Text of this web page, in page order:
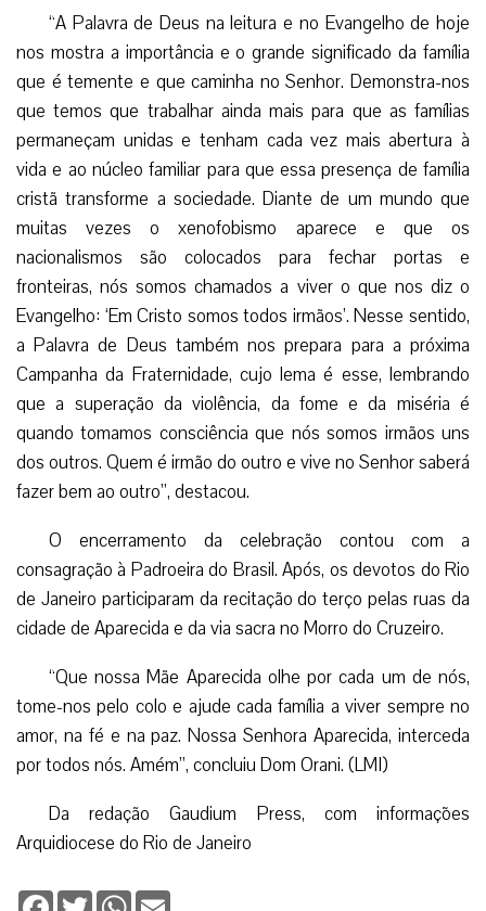
“A Palavra de Deus na leitura e no Evangelho de hoje
nos mostra a importância e o grande significado da família
que é temente e que caminha no Senhor. Demonstra-nos
que temos que trabalhar ainda mais para que as famílias
permaneçam unidas e tenham cada vez mais abertura à
vida e ao núcleo familiar para que essa presença de família
cristã transforme a sociedade. Diante de um mundo que
muitas vezes o xenofobismo aparece e que os
nacionalismos são colocados para fechar portas e
fronteiras, nós somos chamados a viver o que nos diz o
Evangelho: ‘Em Cristo somos todos irmãos’. Nesse sentido,
a Palavra de Deus também nos prepara para a próxima
Campanha da Fraternidade, cujo lema é esse, lembrando
que a superação da violência, da fome e da miséria é
quando tomamos consciência que nós somos irmãos uns
dos outros. Quem é irmão do outro e vive no Senhor saberá
fazer bem ao outro”, destacou.
O encerramento da celebração contou com a
consagração à Padroeira do Brasil. Após, os devotos do Rio
de Janeiro participaram da recitação do terço pelas ruas da
cidade de Aparecida e da via sacra no Morro do Cruzeiro.
“Que nossa Mãe Aparecida olhe por cada um de nós,
tome-nos pelo colo e ajude cada família a viver sempre no
amor, na fé e na paz. Nossa Senhora Aparecida, interceda
por todos nós. Amém”, concluiu Dom Orani. (LMI)
Da redação Gaudium Press, com informações
Arquidiocese do Rio de Janeiro
Facebook
TwitterWhatsApp